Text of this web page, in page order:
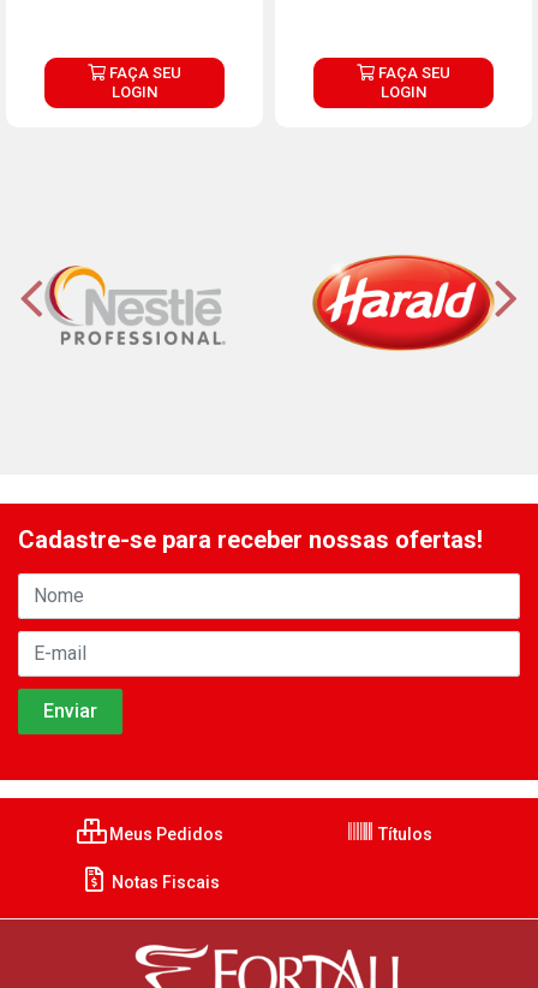
FAÇA SEU
LOGIN
FAÇA SEU
LOGIN
Cadastre-se para receber nossas ofertas!
Meus Pedidos Títulos
Notas Fiscais